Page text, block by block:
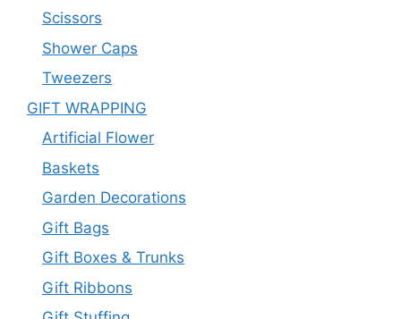
Scissors
Shower Caps
Tweezers
GIFT WRAPPING
Artificial Flower
Baskets
Garden Decorations
Gift Bags
Gift Boxes & Trunks
Gift Ribbons